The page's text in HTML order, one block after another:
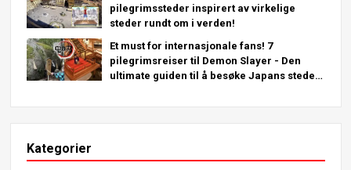
pilegrimssteder inspirert av virkelige
steder rundt om i verden!
Et must for internasjonale fans! 7
pilegrimsreiser til Demon Slayer - Den
ultimate guiden til å besøke Japans steder
Kategorier